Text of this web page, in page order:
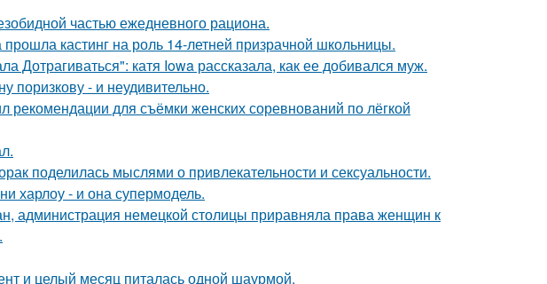
частью ежедневного рациона.
кастинг на роль 14-летней призрачной школьницы.
катя Iowa рассказала, как ее добивался муж.
поризкову - и неудивительно.
для съёмки женских соревнований по лёгкой
поделилась мыслями о привлекательности и сексуальности.
харлоу - и она супермодель.
администрация немецкой столицы приравняла права женщин к
и целый месяц питалась одной шаурмой.